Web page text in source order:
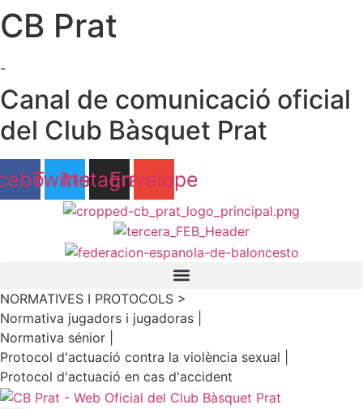
Ir
al
CB Prat
-
Canal de comunicació oficial
del Club Bàsquet Prat
Twitter
Instagram
Envelope
NORMATIVES I PROTOCOLS >
Normativa jugadors i jugadoras |
Normativa sénior |
Protocol d'actuació contra la violència sexual |
Protocol d'actuació en cas d'accident